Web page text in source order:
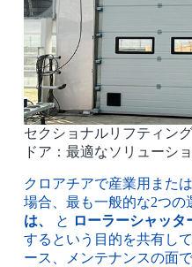
セクショナルリフティン
ドア：最適なソリューシ
クロアチアで産業用また
場合、最も一般的な2つの
は、
と ローラーシャッタ
するという目的を共有し
ース、メンテナンスの面